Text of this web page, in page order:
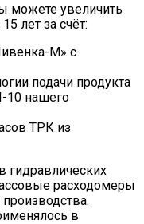
можете увеличить
лет за счёт:
М» с
подачи продукта
10 нашего
ТРК из
гидравлических
расходомеры
в